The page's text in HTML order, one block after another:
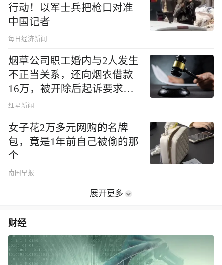
行动！以军士兵把枪口对准
中国记者
每日经济新闻
烟草公司职工婚内与2人发生
不正当关系，还向烟农借款
16万，被开除后起诉要求复
职，法院判了
红星新闻
女子花2万多元网购的名牌
包，竟是1年前自己被偷的那
个
南国早报
展开更多
财经